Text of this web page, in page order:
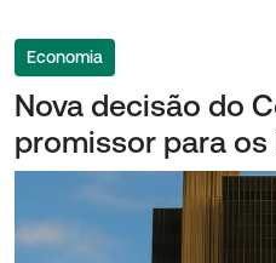
Economia
Nova decisão do
promissor para